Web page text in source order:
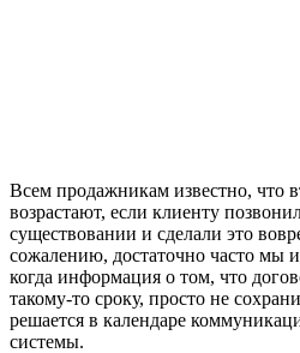
Всем продажникам известно, что
возрастают, если клиенту
существовании и сделали это
сожалению, достаточно часто мы
когда информация о том, что
такому-то сроку, просто не
решается в календаре
системы.